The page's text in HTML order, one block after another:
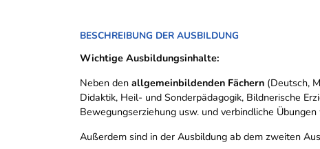
BESCHREIBUNG DER AUSBILDUNG
Wichtige Ausbildungsinhalte:
Neben den allgemeinbildenden Fächern (Deutsch,
Didaktik, Heil- und Sonderpädagogik, Bildnerische
Bewegungserziehung usw. und verbindliche
Außerdem sind in der Ausbildung ab dem zweiten